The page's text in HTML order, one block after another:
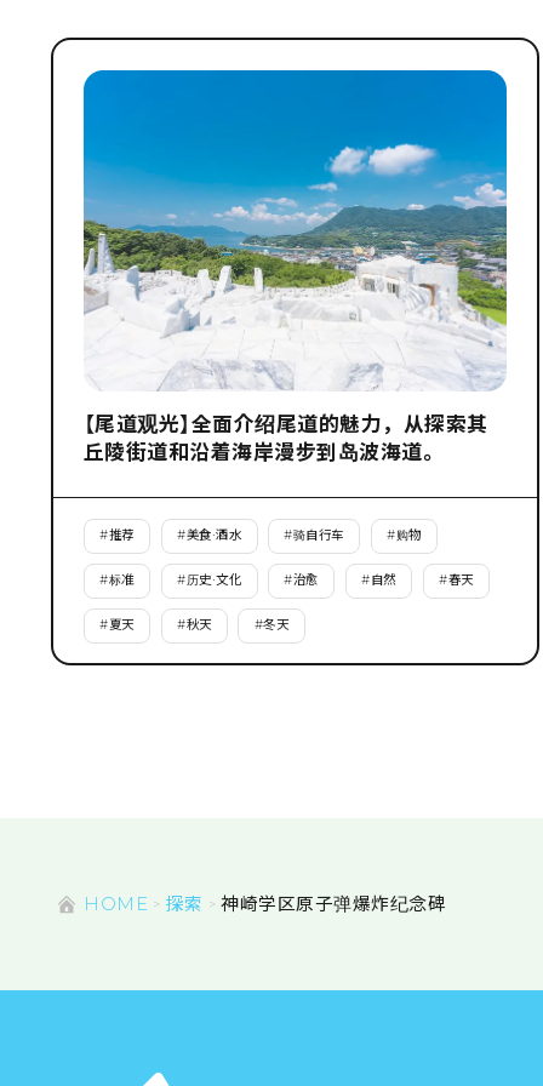
【尾道观光】全面介绍尾道的魅力，从探索其
丘陵街道和沿着海岸漫步到岛波海道。
#推荐 #美食·酒水 #骑自行车 #购物
#标准 #历史·文化 #治愈 #自然 #春天
#夏天 #秋天 #冬天
HOME 探索 神崎学区原子弹爆炸纪念碑